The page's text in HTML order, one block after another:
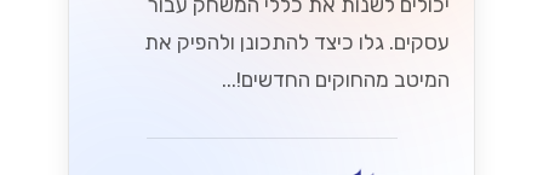
Cloud API
לעסקים בישראל